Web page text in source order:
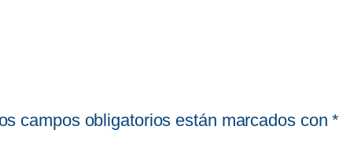
campos obligatorios están marcados con*